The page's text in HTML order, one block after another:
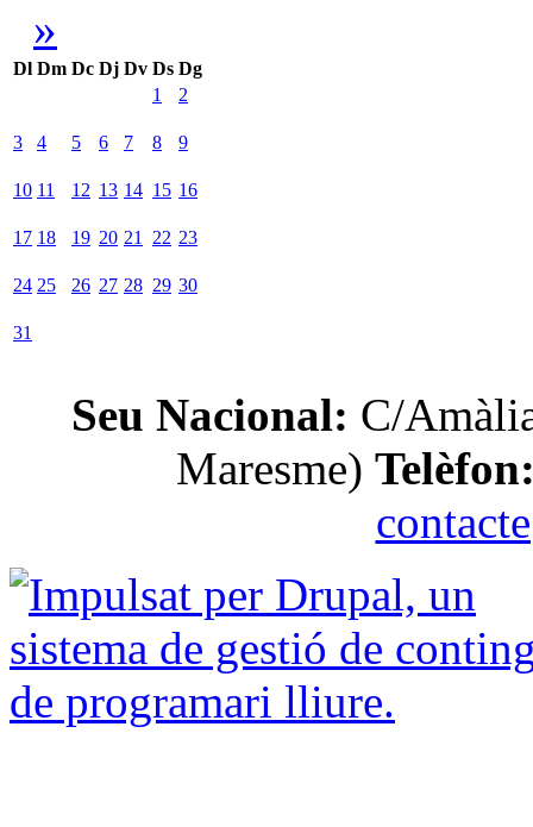
»
Dl Dm Dc Dj Dv Ds Dg
1
2
3 4 5 6 7 8 9
10 11 12 13 14 15 16
17 18 19 20 21 22 23
24 25 26 27 28 29 30
31
Seu Nacional: C/
Maresme)